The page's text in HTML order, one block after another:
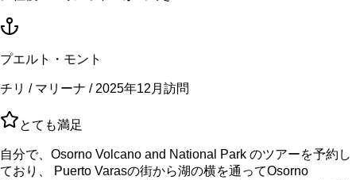
プエルト・モント
チリ / マリーナ / 2025年12月訪問
とても満足
自分で、Osorno Volcano and National Park のツアーを予約し
ており、 Puerto Varasの街から湖の横を通ってOsorno